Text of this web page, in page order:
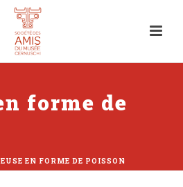
forme de
EN FORME DE POISSON